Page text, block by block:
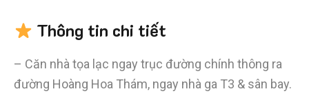
Thông tin chi tiết
– Căn nhà tọa lạc ngay trục đường chính thông ra
đường Hoàng Hoa Thám, ngay nhà ga T3 & sân bay.